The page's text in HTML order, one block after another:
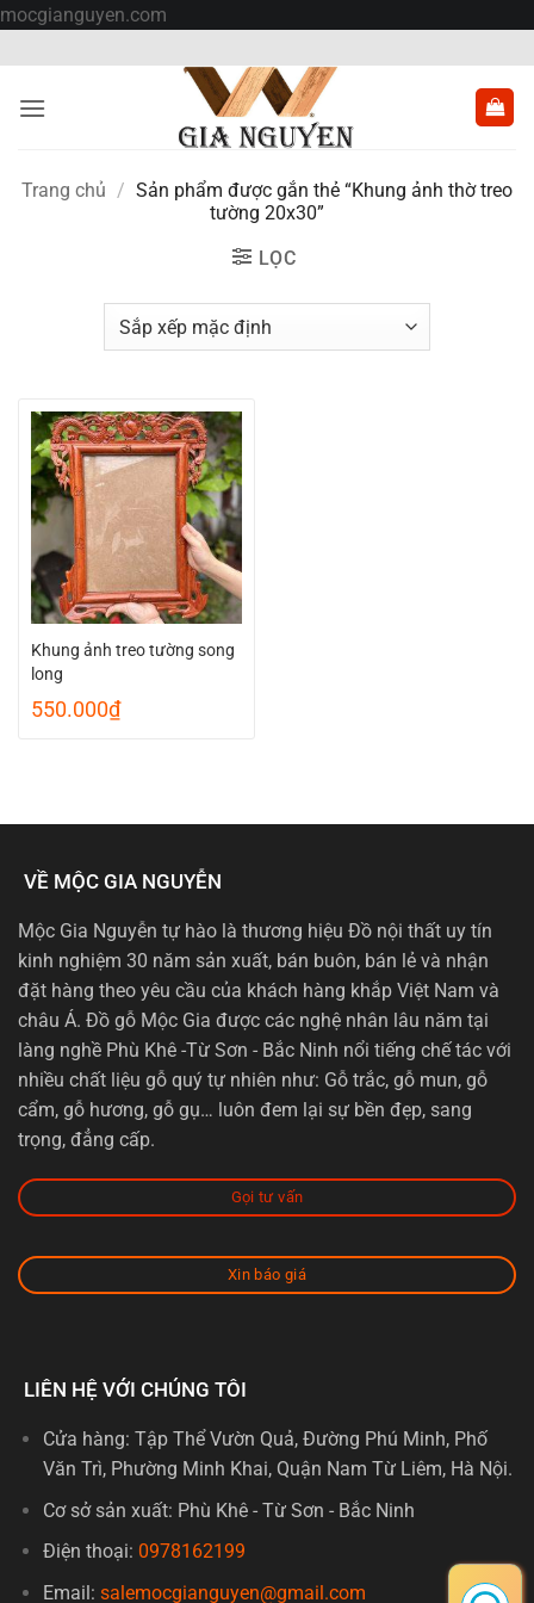
mocgianguyen.com
nội
dung
Trang chủ / Sản phẩm được gắn thẻ “Khung ảnh thờ treo
tường 20x30”
LỌC
Khung ảnh treo tường song
long
550.000₫
VỀ MỘC GIA NGUYỄN
Mộc Gia Nguyễn tự hào là thương hiệu Đồ nội thất uy tín
kinh nghiệm 30 năm sản xuất, bán buôn, bán lẻ và nhận
đặt hàng theo yêu cầu của khách hàng khắp Việt Nam và
châu Á. Đồ gỗ Mộc Gia được các nghệ nhân lâu năm tại
làng nghề Phù Khê -Từ Sơn - Bắc Ninh nổi tiếng chế tác với
nhiều chất liệu gỗ quý tự nhiên như: Gỗ trắc, gỗ mun, gỗ
cẩm, gỗ hương, gỗ gụ… luôn đem lại sự bền đẹp, sang
trọng, đẳng cấp.
Gọi tư vấn
Xin báo giá
LIÊN HỆ VỚI CHÚNG TÔI
Cửa hàng: Tập Thể Vườn Quả, Đường Phú Minh, Phố
Văn Trì, Phường Minh Khai, Quận Nam Từ Liêm, Hà Nội.
Cơ sở sản xuất: Phù Khê - Từ Sơn - Bắc Ninh
Điện thoại: 0978162199
Email: salemocgianguyen@gmail.com